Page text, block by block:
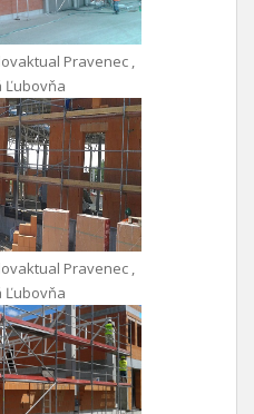
Pravenec ,
Ľubovňa
Pravenec ,
Ľubovňa